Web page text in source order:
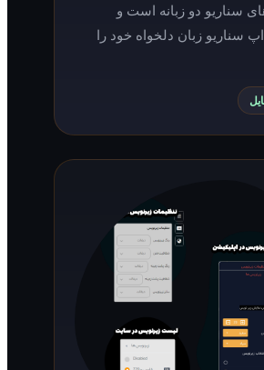
زبانه است و
دلخواه خود را